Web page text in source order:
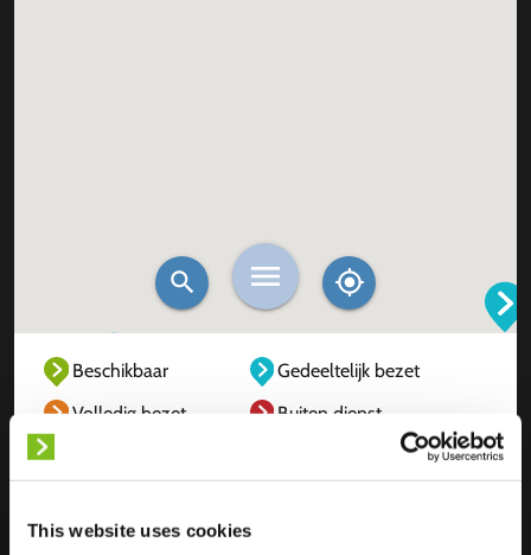
This website uses cookies
Beschikbaar
Gedeeltelijk bezet
Volledig bezet
Buiten dienst